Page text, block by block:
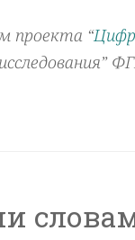
проекта “